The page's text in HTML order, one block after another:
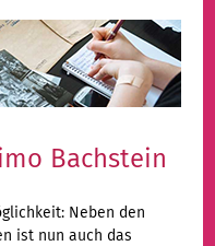
Bachstein
Neben den
ist nun auch das